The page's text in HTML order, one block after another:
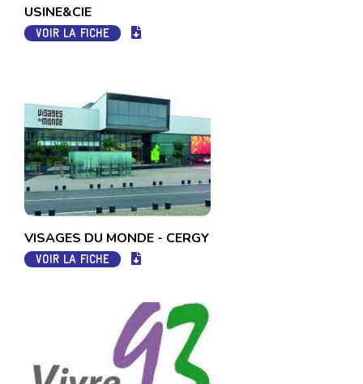
USINE&CIE
VOIR LA FICHE
VISAGES DU MONDE - CERGY
VOIR LA FICHE